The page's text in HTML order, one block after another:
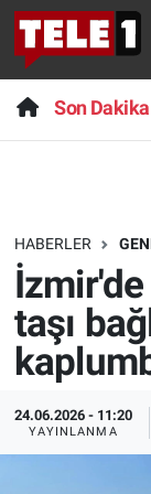
Son Dakika
HABERLER
taşı
24.06.2026 - 11:20
YAYINLANMA
Anında
Başka
Bilim turu
Bilim ve
Doğa
Dünya
Son
Haber
Dünya
Teknoloji
Sağlık
Spor
Nöbetçi
Hava
Trafik
Süper
Tüm
Son